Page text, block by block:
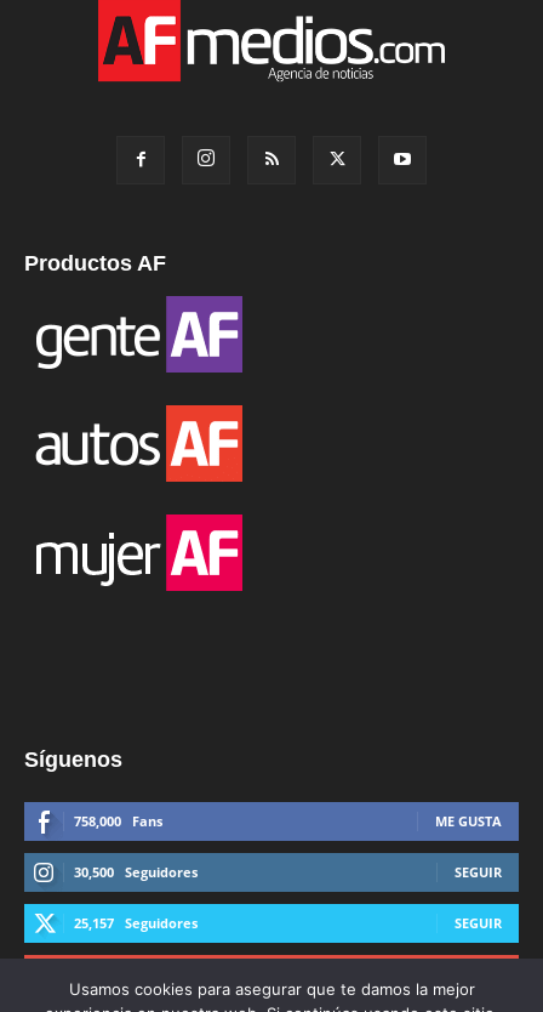
Productos AF
Síguenos
758,000 Fans ME GUSTA
30,500 Seguidores SEGUIR
25,157 Seguidores SEGUIR
Usamos cookies para asegurar que te damos la mejor